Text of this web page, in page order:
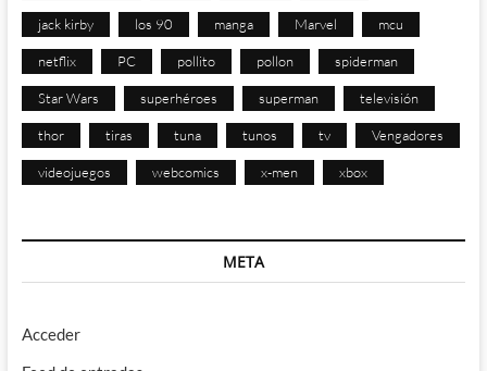
jack kirby los 90 manga Marvel mcu
netflix PC pollito pollon spiderman
Star Wars superhéroes superman televisión
thor tiras tuna tunos tv Vengadores
videojuegos webcomics x-men xbox
META
Acceder